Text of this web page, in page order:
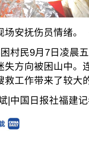
安抚伤员情绪。
村民9月7日凌晨
失方向被困山中。
工作带来了较大
|中国日报社福建